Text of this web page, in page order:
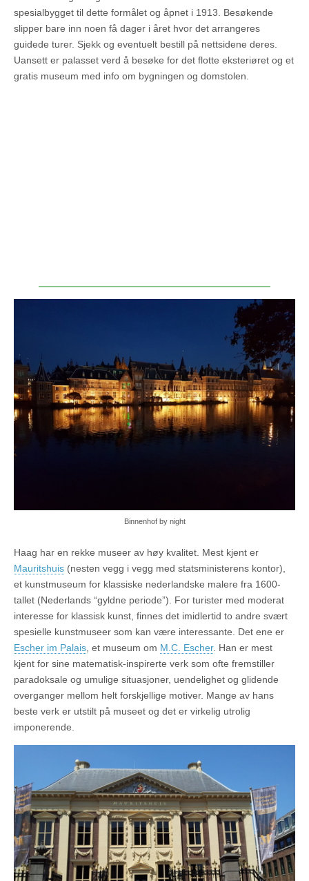
spesialbygget til dette formålet og åpnet i 1913. Besøkende
slipper bare inn noen få dager i året hvor det arrangeres
guidede turer. Sjekk og eventuelt bestill på nettsidene deres.
Uansett er palasset verd å besøke for det flotte eksteriøret og et
gratis museum med info om bygningen og domstolen.
Binnenhof by night
Haag har en rekke museer av høy kvalitet. Mest kjent er
Mauritshuis (nesten vegg i vegg med statsministerens kontor),
et kunstmuseum for klassiske nederlandske malere fra 1600-
tallet (Nederlands “gyldne periode”). For turister med moderat
interesse for klassisk kunst, finnes det imidlertid to andre svært
spesielle kunstmuseer som kan være interessante. Det ene er
Escher im Palais, et museum om M.C. Escher. Han er mest
kjent for sine matematisk-inspirerte verk som ofte fremstiller
paradoksale og umulige situasjoner, uendelighet og glidende
overganger mellom helt forskjellige motiver. Mange av hans
beste verk er utstilt på museet og det er virkelig utrolig
imponerende.